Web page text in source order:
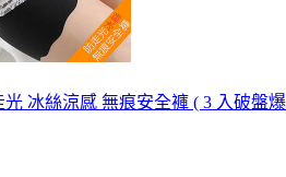
冰絲涼感 無痕安全褲 ( 3 入破盤